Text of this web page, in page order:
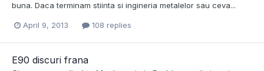
buna. Daca terminam stiinta si ingineria metalelor sau ceva...
April 9, 2013 108 replies
E90 discuri frana